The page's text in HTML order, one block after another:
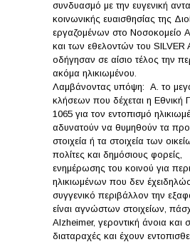
συνδυασμό με την ευγενική
κοινωνικής ευαισθησίας της
εργαζομένων στο
και των εθελοντών του SILVER
οδήγησαν σε αίσιο τέλος την
ακόμα ηλικιωμένου.
Λαμβάνοντας υπόψη: Α. το
κλήσεων που δέχεται η Εθνική
1065 για τον εντοπισμό
αδυνατούν να θυμηθούν τα
στοιχεία ή τα στοιχεία των
πολίτες και δημόσιους
ενημέρωσης του κοινού για
ηλικιωμένων που δεν
συγγενικό περιβάλλον την
είναι αγνώστων στοιχείων,
Alzheimer, γεροντική άνοια και
διαταραχές και έχουν